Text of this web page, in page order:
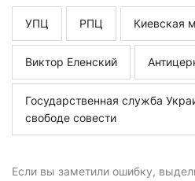
УПЦ РПЦ Киевская
Виктор Еленский
Государственная служба
свободе совести
Если вы заметили ошибку,